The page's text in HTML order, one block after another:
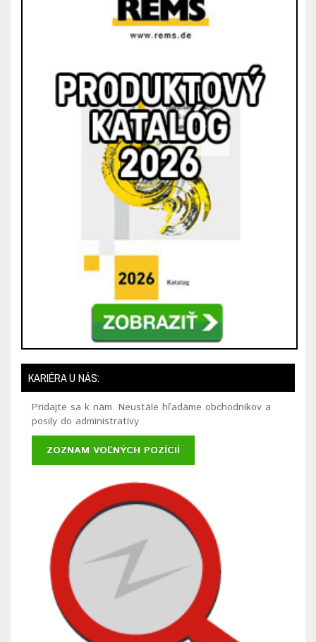
KARIÉRA U NÁS:
Pridajte sa k nám. Neustále hľadáme obchodníkov a
posily do administratívy
ZOZNAM VOĽNÝCH POZÍCIÍ